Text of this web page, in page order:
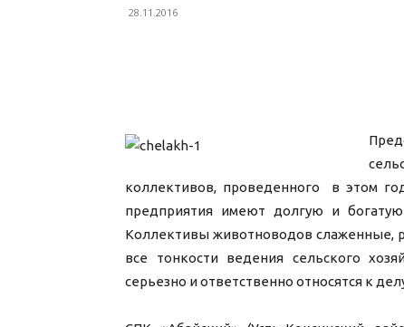
28.11.2016
коллективов, проведенного в этом
предприятия имеют долгую и
Коллективы животноводов слаженные,
все тонкости ведения сельского
серьезно и ответственно относятся к